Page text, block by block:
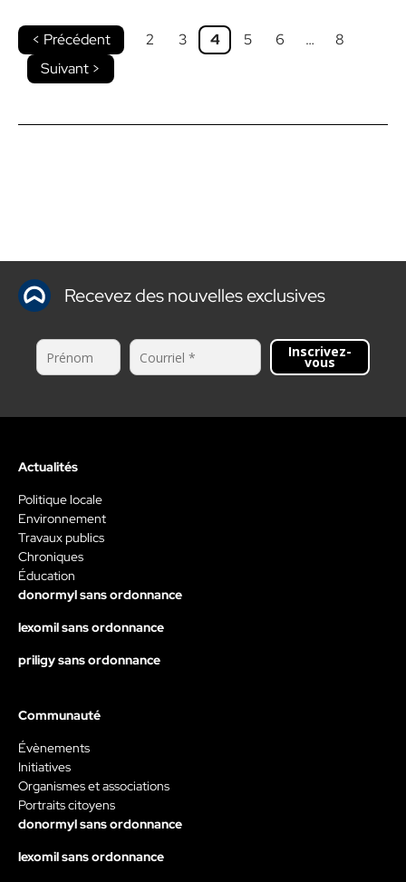
< Précédent 2 3 4 5 6 …
8
Suivant >
Recevez des nouvelles exclusives
Inscrivez-
vous
Actualités
Politique locale
Environnement
Travaux publics
Chroniques
Éducation
donormyl sans ordonnance
lexomil sans ordonnance
priligy sans ordonnance
Communauté
Évènements
Initiatives
Organismes et associations
Portraits citoyens
donormyl sans ordonnance
lexomil sans ordonnance